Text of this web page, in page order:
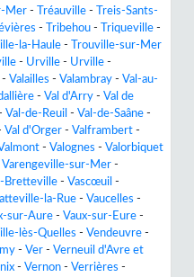
Mer - Tréauville -
Treis-Sants-
- Tribehou - Triqueville -
la-Haule -
Trouville-sur-Mer
- Urville - Urville -
- Valailles - Valambray - Val-au-
- Val d'Arry - Val de
Val-de-Reuil - Val-de-Saâne -
Val d'Orger - Valframbert -
- Valognes - Valorbiquet
Varengeville-sur-Mer -
Bretteville - Vascœuil -
la-Rue - Vaucelles -
sur-Aure - Vaux-sur-Eure -
lès-Quelles - Vendeuvre -
- Ver - Verneuil d'Avre et
- Vernon - Verrières -